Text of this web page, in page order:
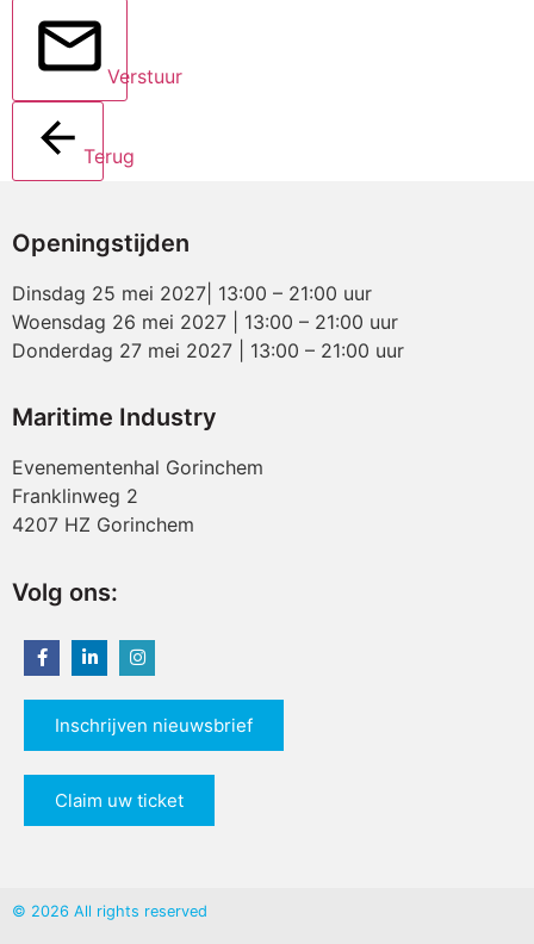
Verstuur
Terug
Openingstijden
Dinsdag 25 mei 2027| 13:00 – 21:00 uur
Woensdag 26 mei 2027 | 13:00 – 21:00 uur
Donderdag 27 mei 2027 | 13:00 – 21:00 uur
Maritime Industry
Evenementenhal Gorinchem
Franklinweg 2
4207 HZ Gorinchem
Volg ons:
Inschrijven nieuwsbrief
Claim uw ticket
© 2026 All rights reserved